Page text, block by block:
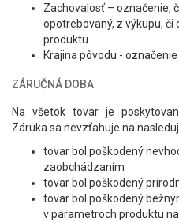
Zachovalosť – označenie,
opotrebovaný, z výkupu, či
produktu.
Krajina pôvodu -
ZÁRUČNÁ DOBA
Na všetok tovar je
Záruka sa nevzťahuje na
tovar bol poškodený
zaobchádzaním
tovar bol poškodený
tovar bol poškodený
v parametroch produktu